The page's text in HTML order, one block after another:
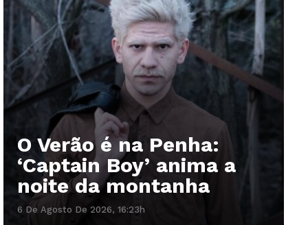
O Verão é na Penha:
‘Captain Boy’ anima a
noite da montanha
6 De Agosto De 2026, 16:23h